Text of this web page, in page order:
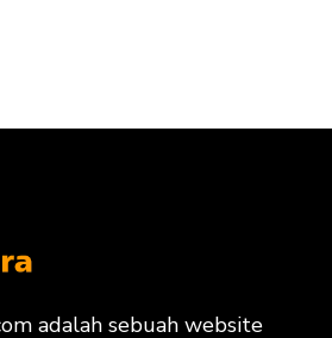
adalah sebuah website